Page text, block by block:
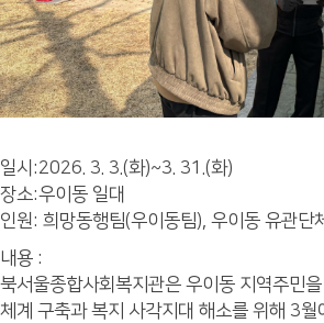
일시:2026. 3. 3.(화)~3. 31.(화)
장소:우이동 일대
인원: 희망동행팀(우이동팀), 우이동 유관단
내용 :
북서울종합사회복지관은 우이동 지역주민
체계 구축과 복지 사각지대 해소를 위해 3